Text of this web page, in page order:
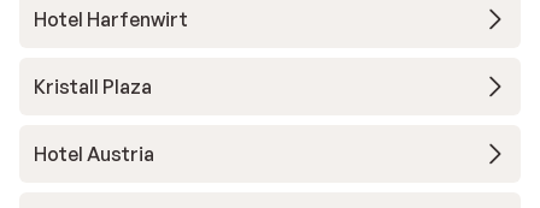
Hotel Harfenwirt
Kristall Plaza
Hotel Austria